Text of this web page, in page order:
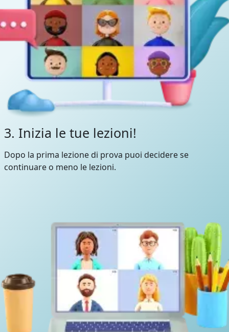
3. Inizia le tue lezioni!
Dopo la prima lezione di prova puoi decidere se
continuare o meno le lezioni.